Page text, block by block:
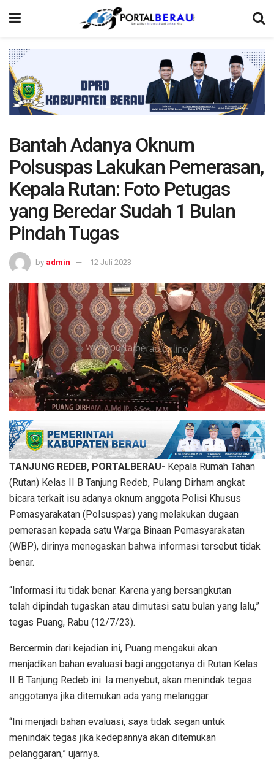
Bantah Adanya Oknum
Polsuspas Lakukan Pemerasan,
Kepala Rutan: Foto Petugas
yang Beredar Sudah 1 Bulan
Pindah Tugas
by admin 12 Juli 2023
TANJUNG REDEB, PORTALBERAU- Kepala Rumah Tahan
(Rutan) Kelas II B Tanjung Redeb, Pulang Dirham angkat
bicara terkait isu adanya oknum anggota Polisi Khusus
Pemasyarakatan (Polsuspas) yang melakukan dugaan
pemerasan kepada satu Warga Binaan Pemasyarakatan
(WBP), dirinya menegaskan bahwa informasi tersebut tidak
benar.
“Informasi itu tidak benar. Karena yang bersangkutan
telah dipindah tugaskan atau dimutasi satu bulan yang lalu,”
tegas Puang, Rabu (12/7/23).
Bercermin dari kejadian ini, Puang mengakui akan
menjadikan bahan evaluasi bagi anggotanya di Rutan Kelas
II B Tanjung Redeb ini. Ia menyebut, akan menindak tegas
anggotanya jika ditemukan ada yang melanggar.
“Ini menjadi bahan evaluasi, saya tidak segan untuk
menindak tegas jika kedepannya akan ditemukan
pelanggaran,” ujarnya.